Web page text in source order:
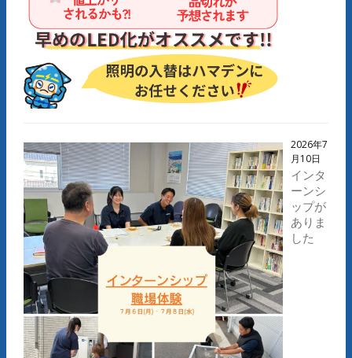
2026年7
月10日
インタ
ーンシ
ップが
ありま
した